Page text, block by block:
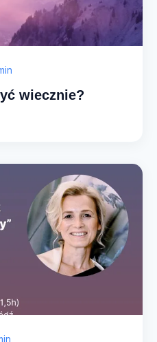
wiecznie?